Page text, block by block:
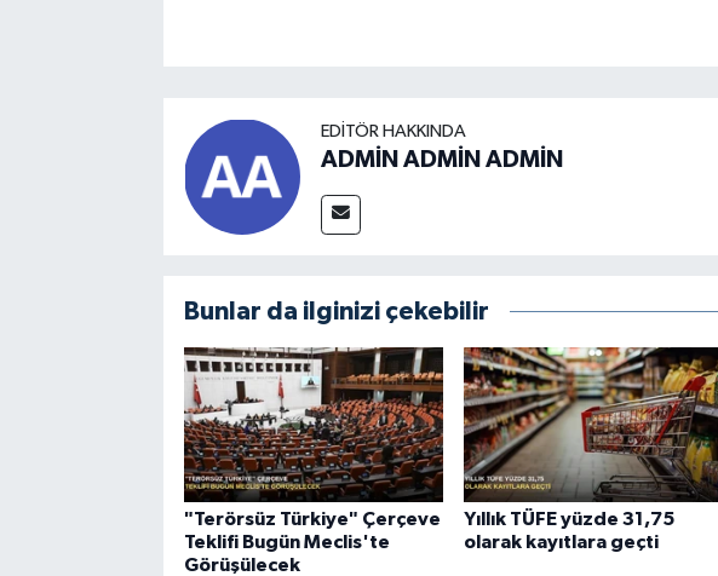
EDITÖR HAKKINDA
ADMİN ADMİN ADMİN
Bunlar da ilginizi çekebilir
"Terörsüz Türkiye" Çerçeve
Teklifi Bugün Meclis'te
Görüşülecek
Yıllık TÜFE yüzde 31,75
olarak kayıtlara geçti